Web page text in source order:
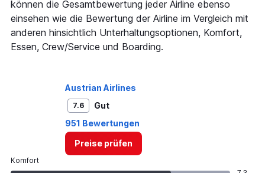
können die Gesamtbewertung jeder Airline ebenso
einsehen wie die Bewertung der Airline im Vergleich mit
anderen hinsichtlich Unterhaltungsoptionen, Komfort,
Essen, Crew/Service und Boarding.
Austrian Airlines
7.6
Gut
951 Bewertungen
Preise prüfen
Komfort